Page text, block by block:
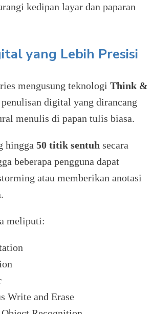
kedipan layar dan paparan
yang Lebih Presisi
mengusung teknologi Think &
digital yang dirancang
menulis di papan tulis biasa.
hingga 50 titik sentuh secara
beberapa pengguna dapat
atau memberikan anotasi
meliputi:
Write and Erase